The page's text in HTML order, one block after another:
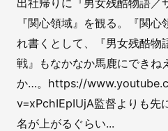
『関心領域』を観る。『関心
れ書くとして、『男女残酷物
戦』もなかなか馬鹿にできね
か…。https://
v=xPchIEpIUjA監督よりも先
名が上がるぐらい...